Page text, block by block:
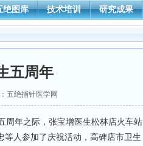
绝图库 技术培训 研究成果
五周年
五绝指针医学网
年之际，张宝增医生松林店火车站
等人参加了庆祝活动，高碑店市卫生